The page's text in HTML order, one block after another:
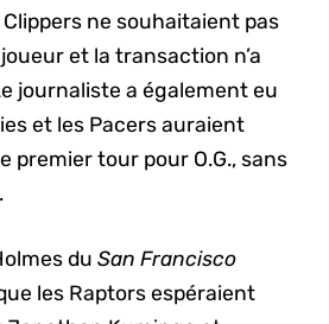
ne souhaitaient pas
et la transaction n’a
journaliste a également eu
et les Pacers auraient
premier tour pour O.G., sans
duSan Francisco
les Raptors espéraient